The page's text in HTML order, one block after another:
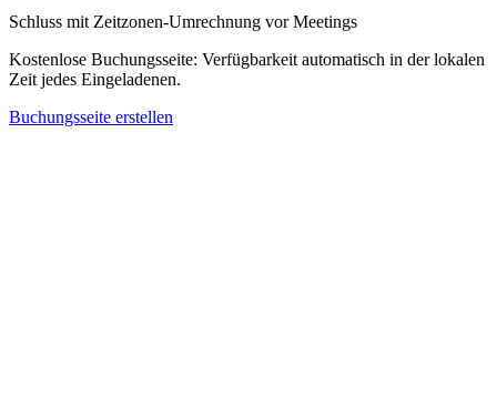
Schluss mit Zeitzonen-Umrechnung vor Meetings
Kostenlose Buchungsseite: Verfügbarkeit automatisch in der lokalen
Zeit jedes Eingeladenen.
Buchungsseite erstellen